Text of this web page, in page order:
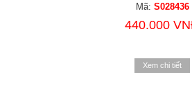
Mã: S028436
440.000
Xem chi tiết